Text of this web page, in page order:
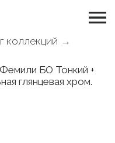
коллекций →
БО Тонкий +
глянцевая хром.